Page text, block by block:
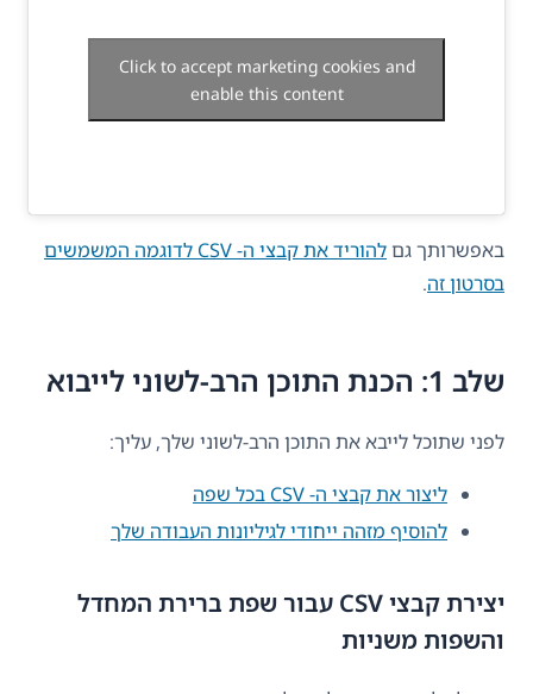
Click to accept marketing cookies and
enable this content
באפשרותך גם
להוריד את קבצי ה- CSV לדוגמה המשמשים
בסרטון זה.
שלב 1: הכנת התוכן הרב-לשוני לייבוא
לפני שתוכל לייבא את התוכן הרב-לשוני שלך, עליך:
ליצור את קבצי ה- CSV בכל שפה
להוסיף מזהה ייחודי לגיליונות העבודה שלך
יצירת קבצי CSV עבור שפת ברירת המחדל
והשפות משניות